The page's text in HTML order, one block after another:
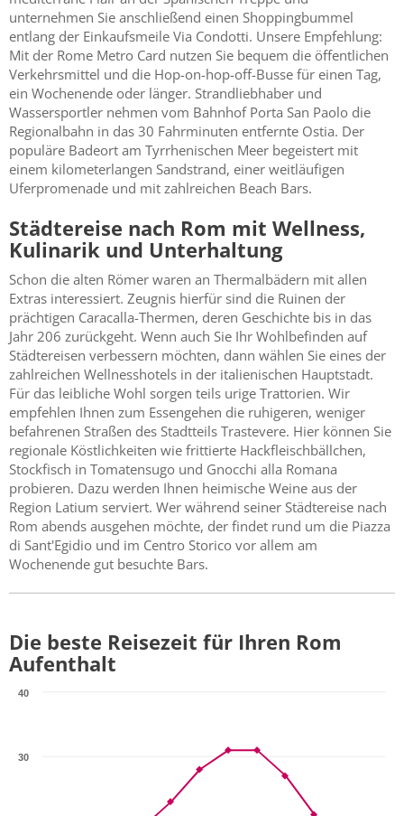
unternehmen Sie anschließend einen Shoppingbummel
entlang der Einkaufsmeile Via Condotti. Unsere Empfehlung:
Mit der Rome Metro Card nutzen Sie bequem die öffentlichen
Verkehrsmittel und die Hop-on-hop-off-Busse für einen Tag,
ein Wochenende oder länger. Strandliebhaber und
Wassersportler nehmen vom Bahnhof Porta San Paolo die
Regionalbahn in das 30 Fahrminuten entfernte Ostia. Der
populäre Badeort am Tyrrhenischen Meer begeistert mit
einem kilometerlangen Sandstrand, einer weitläufigen
Uferpromenade und mit zahlreichen Beach Bars.
Städtereise nach Rom mit Wellness,
Kulinarik und Unterhaltung
Schon die alten Römer waren an Thermalbädern mit allen
Extras interessiert. Zeugnis hierfür sind die Ruinen der
prächtigen Caracalla-Thermen, deren Geschichte bis in das
Jahr 206 zurückgeht. Wenn auch Sie Ihr Wohlbefinden auf
Städtereisen verbessern möchten, dann wählen Sie eines der
zahlreichen Wellnesshotels in der italienischen Hauptstadt.
Für das leibliche Wohl sorgen teils urige Trattorien. Wir
empfehlen Ihnen zum Essengehen die ruhigeren, weniger
befahrenen Straßen des Stadtteils Trastevere. Hier können Sie
regionale Köstlichkeiten wie frittierte Hackfleischbällchen,
Stockfisch in Tomatensugo und Gnocchi alla Romana
probieren. Dazu werden Ihnen heimische Weine aus der
Region Latium serviert. Wer während seiner Städtereise nach
Rom abends ausgehen möchte, der findet rund um die Piazza
di Sant'Egidio und im Centro Storico vor allem am
Wochenende gut besuchte Bars.
Die beste Reisezeit für Ihren Rom
Aufenthalt
30
40